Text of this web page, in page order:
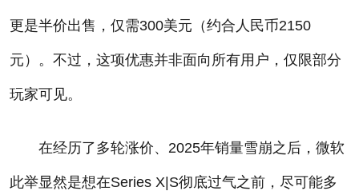
更是半价出售，仅需300美元（约合人民币2150
元）。不过，这项优惠并非面向所有用户，仅限部分
玩家可见。
在经历了多轮涨价、2025年销量雪崩之后，微软
此举显然是想在Series X|S彻底过气之前，尽可能多